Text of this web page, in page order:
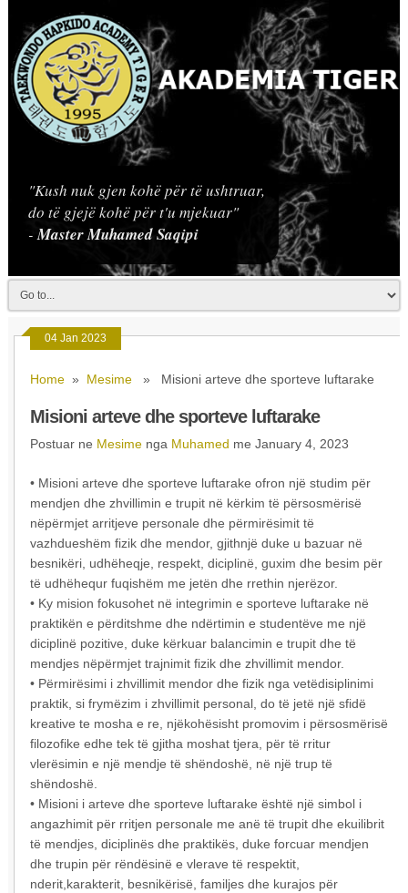
"Kush nuk gjen kohë për të ushtruar,
do të gjejë kohë për t'u mjekuar"
-Master Muhamed Saqipi
04 Jan 2023
Home » Mesime » Misioni arteve dhe sporteve luftarake
Misioni arteve dhe sporteve luftarake
Postuar ne Mesime nga Muhamed me January 4, 2023
• Misioni arteve dhe sporteve luftarake ofron një studim për
mendjen dhe zhvillimin e trupit në kërkim të përsosmërisë
nëpërmjet arritjeve personale dhe përmirësimit të
vazhdueshëm fizik dhe mendor, gjithnjë duke u bazuar në
besnikëri, udhëheqje, respekt, diciplinë, guxim dhe besim për
të udhëhequr fuqishëm me jetën dhe rrethin njerëzor.
• Ky mision fokusohet në integrimin e sporteve luftarake në
praktikën e përditshme dhe ndërtimin e studentëve me një
diciplinë pozitive, duke kërkuar balancimin e trupit dhe të
mendjes nëpërmjet trajnimit fizik dhe zhvillimit mendor.
• Përmirësimi i zhvillimit mendor dhe fizik nga vetëdisiplinimi
praktik, si frymëzim i zhvillimit personal, do të jetë një sfidë
kreative te mosha e re, njëkohësisht promovim i përsosmërisë
filozofike edhe tek të gjitha moshat tjera, për të rritur
vlerësimin e një mendje të shëndoshë, në një trup të
shëndoshë.
• Misioni i arteve dhe sporteve luftarake është një simbol i
angazhimit për rritjen personale me anë të trupit dhe ekuilibrit
të mendjes, diciplinës dhe praktikës, duke forcuar mendjen
dhe trupin për rëndësinë e vlerave të respektit,
nderit,karakterit, besnikërisë, familjes dhe kurajos për